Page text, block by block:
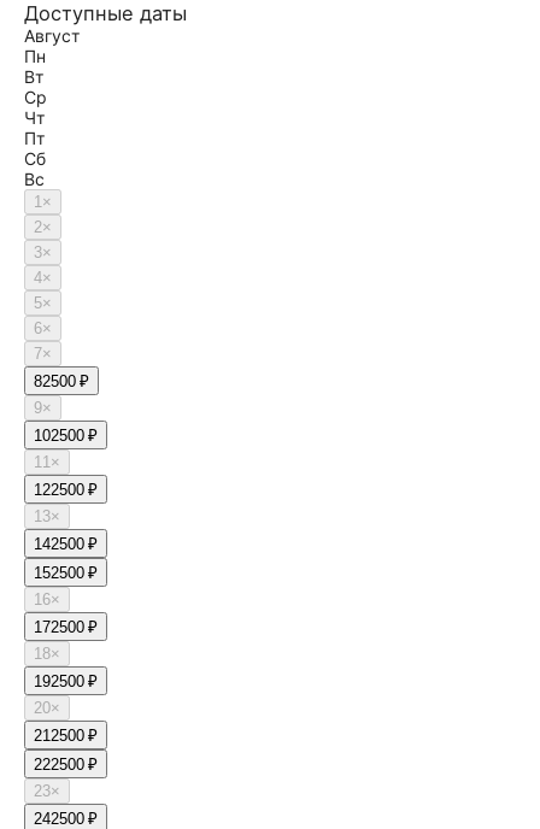
Доступные даты
Август
Пн
Вт
Ср
Чт
Пт
Сб
Вс
1×
2×
3×
4×
5×
6×
7×
82500 ₽
9×
102500 ₽
11×
122500 ₽
13×
142500 ₽
152500 ₽
16×
172500 ₽
18×
192500 ₽
20×
212500 ₽
222500 ₽
23×
242500 ₽